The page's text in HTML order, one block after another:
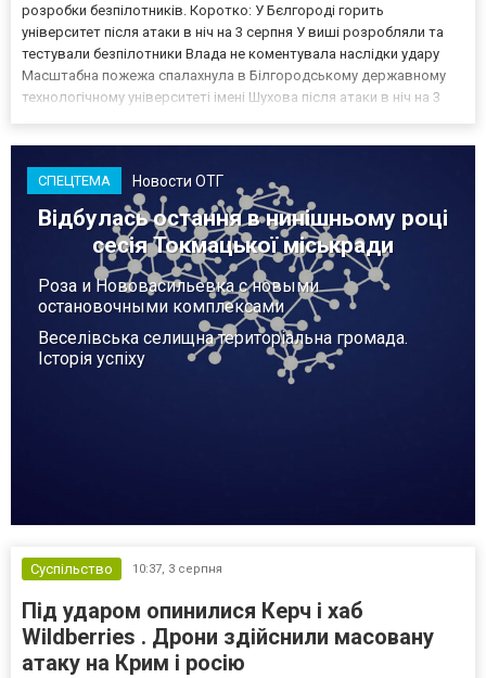
розробки безпілотників. Коротко: У Бєлгороді горить
університет після атаки в ніч на 3 серпня У виші розробляли та
тестували безпілотники Влада не коментувала наслідки удару
Масштабна пожежа спалахнула в Білгородському державному
технологічному університеті імені Шухова після атаки в ніч на 3
СПЕЦТЕМА Новости ОТГ
Відбулась остання в нинішньому році
сесія Токмацької міськради
Роза и Нововасильевка с новыми
остановочными комплексами
Веселівська селищна територіальна громада.
Історія успіху
Суспільство 10:37, 3 серпня
Під ударом опинилися Керч і хаб
Wildberries . Дрони здійснили масовану
атаку на Крим і росію